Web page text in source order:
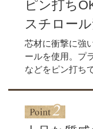
ピン打ち
スチロール
芯材に衝撃に強
ールを使用。プ
などをピン打ち